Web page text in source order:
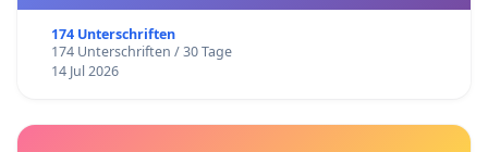
174 Unterschriften
174 Unterschriften / 30 Tage
14 Jul 2026